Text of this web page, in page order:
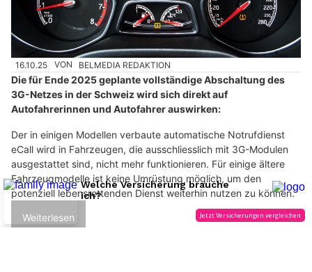
16.10.25 VON BELMEDIA REDAKTION
Die für Ende 2025 geplante vollständige Abschaltung des
3G-Netzes in der Schweiz wird sich direkt auf
Autofahrerinnen und Autofahrer auswirken:
Der in einigen Modellen verbaute automatische Notrufdienst
eCall wird in Fahrzeugen, die ausschliesslich mit 3G-Modulen
ausgestattet sind, nicht mehr funktionieren. Für einige ältere
Fahrzeugmodelle ist keine Umrüstung möglich, um den
potenziell lebensrettenden Dienst weiterhin nutzen zu können.
Weiterlesen